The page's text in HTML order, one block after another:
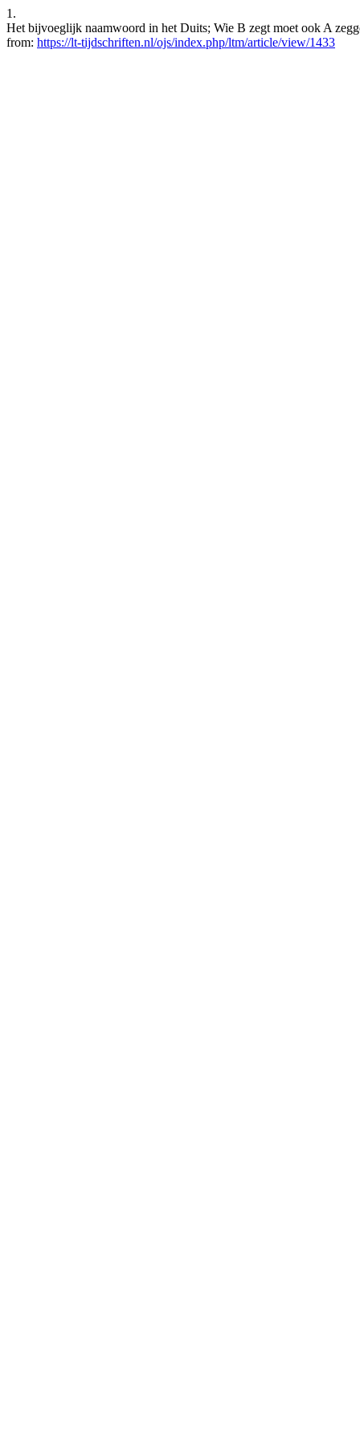
1.
Het bijvoeglijk naamwoord in het Duits; Wie B zegt moet ook A
from: https://lt-tijdschriften.nl/ojs/index.php/ltm/article/view/1433